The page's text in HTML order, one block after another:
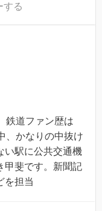
する
鉄道ファン歴は
、かなりの中抜け
い駅に公共交通機
甲斐です。新聞記
を担当